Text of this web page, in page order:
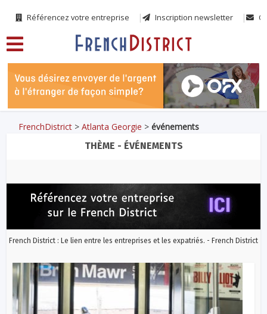
Référencez votre entreprise Inscription newsletter
FrenchDistrict >Atlanta Georgie >événements
THÈME - ÉVÉNEMENTS
French District : Le lien entre les entreprises et les expatriés. - French District